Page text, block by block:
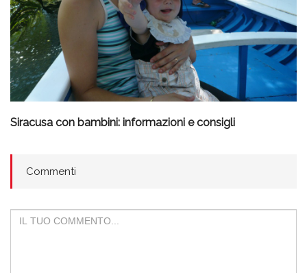
Siracusa con bambini: informazioni e consigli
Commenti